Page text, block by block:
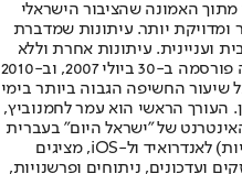
האמונה שהציבור הישראלי
ומדויקת יותר. עיתונות שמדברת
ועניינית. עיתונות אחרת וללא
תשלום. המהדורה המודפסת הראשונה פורסמה ב-30 ביולי 2007, וב-2010
שיעור החשיפה הגבוה ביותר בימי
העורך הראשי הוא עמר לחמנוביץ,
של "ישראל היום" בעברית
ובאנגלית, כמו כן היישומונים (אפליקציות) לאנדרואיד ול-iOS, מציגים
ועדכונים, ניתוחים ופרשנויות,